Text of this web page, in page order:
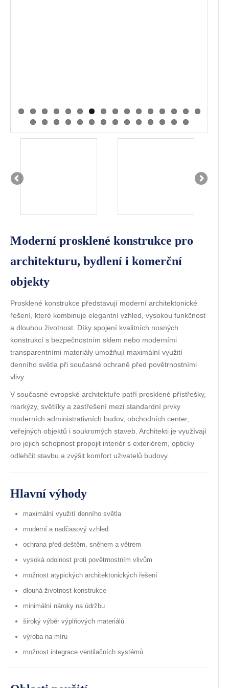
Moderní prosklené konstrukce pro
architekturu, bydlení i komerční
objekty
Prosklené konstrukce představují moderní architektonické
řešení, které kombinuje elegantní vzhled, vysokou funkčnost
a dlouhou životnost. Díky spojení kvalitních nosných
konstrukcí s bezpečnostním sklem nebo moderními
transparentními materiály umožňují maximální využití
denního světla při současné ochraně před povětrnostními
vlivy.
V současné evropské architektuře patří prosklené přístřešky,
markýzy, světlíky a zastřešení mezi standardní prvky
moderních administrativních budov, obchodních center,
veřejných objektů i soukromých staveb. Architekti je využívají
pro jejich schopnost propojit interiér s exteriérem, opticky
odlehčit stavbu a zvýšit komfort uživatelů budovy.
Hlavní výhody
maximální využití denního světla
moderní a nadčasový vzhled
ochrana před deštěm, sněhem a větrem
vysoká odolnost proti povětrnostním vlivům
možnost atypických architektonických řešení
dlouhá životnost konstrukce
minimální nároky na údržbu
široký výběr výplňových materiálů
výroba na míru
možnost integrace ventilačních systémů